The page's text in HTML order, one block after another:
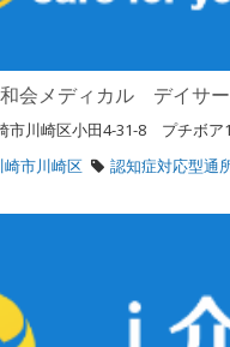
会メディカル デイサ
市川崎区小田4-31-8 プチボア
崎市川崎区
認知症対応型通